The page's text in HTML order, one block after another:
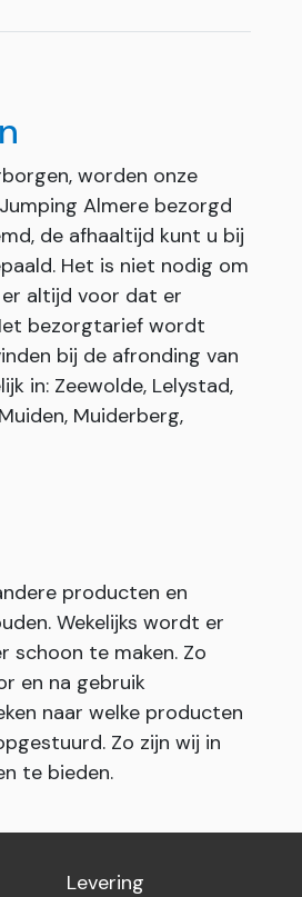
worden onze
Almere bezorgd
de afhaaltijd kunt u bij
Het is niet nodig om
altijd voor dat er
bezorgtarief wordt
bij de afronding van
in: Zeewolde, Lelystad,
Muiderberg,
producten en
Wekelijks wordt er
schoon te maken. Zo
en na gebruik
naar welke producten
Zo zijn wij in
te bieden.
Levering